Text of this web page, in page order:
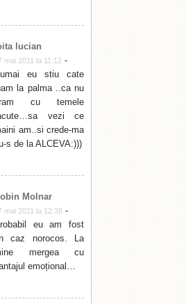
lucian
mai 2011 la 11:12 -
eu stiu cate
la palma ..ca nu
cu temele
vezi ce
am..si crede-ma
s de la ALCEVA:)))
Molnar
mai 2011 la 12:38 -
eu am fost
caz norocos. La
mergea cu
emoțional…